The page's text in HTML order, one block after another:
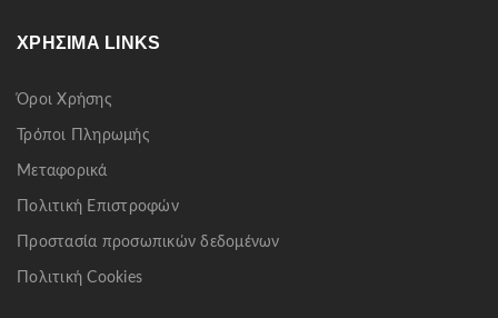
ΧΡΉΣΙΜΑ LINKS
Όροι Χρήσης
Τρόποι Πληρωμής
Μεταφορικά
Πολιτική Επιστροφών
Προστασία προσωπικών δεδομένων
Πολιτική Cookies